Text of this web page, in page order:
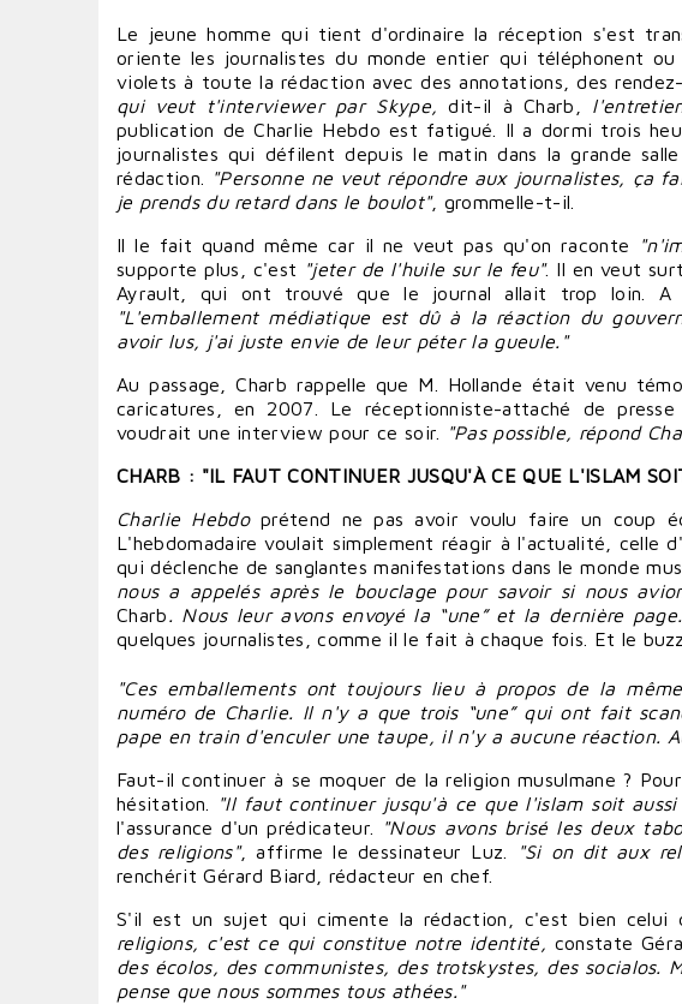
Le jeune homme qui tient d'ordinaire la réception s'est
oriente les journalistes du monde entier qui téléphonent ou
violets à toute la rédaction avec des annotations, des rendez-
qui veut t'interviewerpar Skype, dit-il à Charb,
publication de Charlie Hebdo est fatigué. Il a dormi trois
journalistes qui défilent depuis le matin dans la grande
rédaction.
"Personne ne veut répondreaux journalistes, ça
je prends du retard dans le boulot", grommelle-t-il.
Il le fait quand même car il ne veut pas qu'on raconte
supporte plus, c'est "jeter de l'huile sur le feu". Il en veut
Ayrault , qui ont trouvé que le journal allait trop loin. A
"L'emballement médiatique est dû à la réaction du
avoirlus, j'ai juste envie de leur péterla gueule."
Au passage, Charb rappelle que M. Hollande était venu
caricatures, en 2007. Le réceptionniste-attaché de
voudrait une interview pour ce soir.
"Pas possible, répond
CHARB : "IL FAUTCONTINUER JUSQU'À CE QUE L'ISLAM
Charlie Hebdoprétend ne pasavoir voulu faire un coup
L'hebdomadaire voulait simplement réagir à l'actualité, celle
qui déclenche de sanglantes manifestations dans le monde
nous a appelés après le bouclage pour savoirsi nous
Charb. Nous leur avons envoyé la “une” et la dernière
quelques journalistes, comme il le fait à chaque fois. Et le
"Ces emballements ont toujours lieu à propos de la
numéro de Charlie. Il n'y a que trois “une” qui ont fait
pape en train d'enculerune taupe, il n'y a aucune réaction.
Faut-ilcontinuer à se moquer de la religion musulmane ?
hésitation.
"Il faut continuerjusqu'à ce que l'islam soit
l'assurance d'un prédicateur.
"Nous avons brisé les deux
des religions", affirme le dessinateur Luz. "Si on dit aux
renchéritGérard Biard , rédacteur en chef.
S'il est un sujet qui cimente la rédaction, c'est bien celui
religions, c'est ce qui constitue notre identité, constate
des écolos, des communistes, des trotskystes, des
pense que nous sommes tous athées."